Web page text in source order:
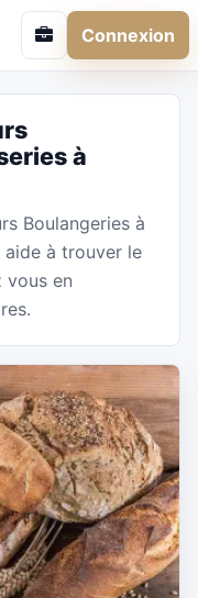
Connexion
à
Boulangeries à
aide à trouver le
vous en